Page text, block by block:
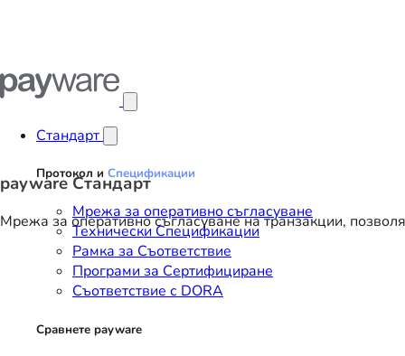
Стандарт
Протокол и Спецификации
Мрежа за оперативно съгласуване
Технически Спецификации
Рамка за Съответствие
Програми за Сертифициране
Съответствие с DORA
Сравнете payware
payware Стандарт
Мрежа за оперативно съгласуване на транзакции,